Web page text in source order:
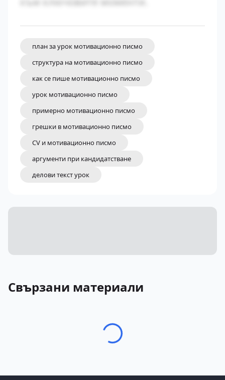
план за урок мотивационно писмо
структура на мотивационно писмо
как се пише мотивационно писмо
урок мотивационно писмо
примерно мотивационно писмо
грешки в мотивационно писмо
CV и мотивационно писмо
аргументи при кандидатстване
делови текст урок
Свързани материали